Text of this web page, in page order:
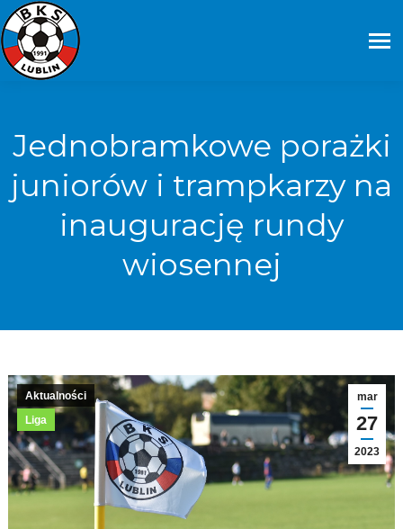
Jednobramkowe porażki
juniorów i trampkarzy na
inaugurację rundy
wiosennej
mar
27
2023
Aktualności
Liga